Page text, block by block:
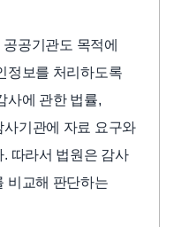
공공기관도 목적에
정보를 처리하도록
사에 관한 법률,
기관에 자료 요구와
따라서 법원은 감사
비교해 판단하는